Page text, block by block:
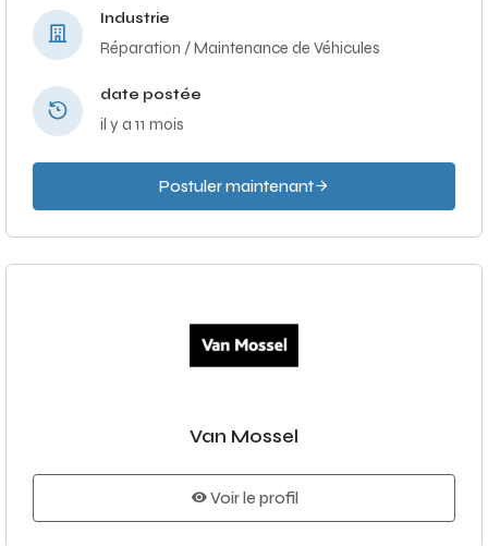
Industrie
Réparation / Maintenance de Véhicules
date postée
il y a 11 mois
Postuler maintenant
Van Mossel
Voir le profil